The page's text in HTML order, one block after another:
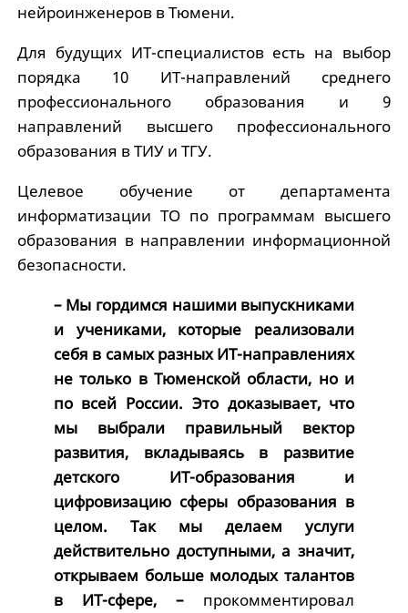
нейроинженеров в Тюмени.
Для будущих ИТ-специалистов есть на выбор
порядка 10 ИТ-направлений среднего
профессионального образования и 9
направлений высшего профессионального
образования в ТИУ и ТГУ.
Целевое обучение от департамента
информатизации ТО по программам высшего
образования в направлении информационной
безопасности.
– Мы гордимся нашими выпускниками
и учениками, которые реализовали
себя в самых разных ИТ-направлениях
не только в Тюменской области, но и
по всей России. Это доказывает, что
мы выбрали правильный вектор
развития, вкладываясь в развитие
детского ИТ-образования и
цифровизацию сферы образования в
целом. Так мы делаем услуги
действительно доступными, а значит,
открываем больше молодых талантов
в ИТ-сфере, – прокомментировал